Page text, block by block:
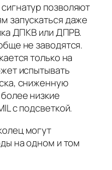
позволяют
запускаться даже
ДПКВ или ДПРВ.
не заводятся.
только на
испытывать
сниженную
низкие
с подсветкой.
могут
на одном и том